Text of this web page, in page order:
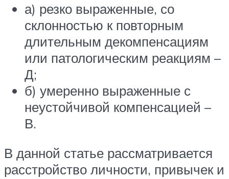
а) резко выраженные, со
склонностью к повторным
длительным декомпенсациям
или патологическим реакциям –
Д;
б) умеренно выраженные с
неустойчивой компенсацией –
В.
В данной статье рассматривается
расстройство личности, привычек и